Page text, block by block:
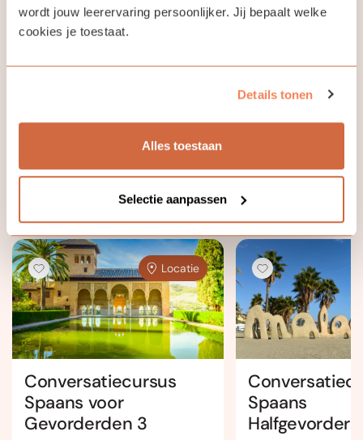
wordt jouw leerervaring persoonlijker. Jij bepaalt welke
cookies je toestaat.
Details tonen
Alles toestaan
Selectie aanpassen
Bekijk ook eens
Locatie
Conversatiecursus
Spaans voor
Gevorderden 3
Spaans